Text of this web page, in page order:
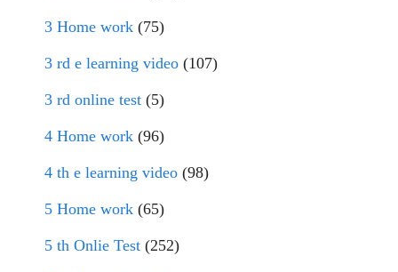
3 Home work (75)
3 rd e learning video (107)
3 rd online test (5)
4 Home work (96)
4 th e learning video (98)
5 Home work (65)
5 th Onlie Test (252)